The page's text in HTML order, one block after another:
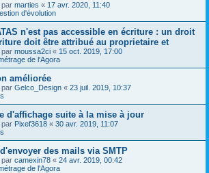
par marties « 17 avr. 2020, 11:40
d'évolution
n'est pas accessible en écriture : un droit
doit être attribué au proprietaire et
par moussa2ci « 15 oct. 2019, 17:00
de l'Agora
améliorée
par Gelco_Design « 23 juil. 2019, 10:37
d'affichage suite à la mise à jour
par Pixef3618 « 30 avr. 2019, 11:07
des mails via SMTP
par camexin78 « 24 avr. 2019, 00:42
de l'Agora